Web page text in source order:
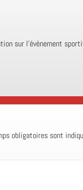
sur l’évènement
obligatoires sont